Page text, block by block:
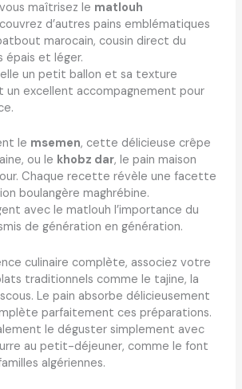
maîtrisez le matlouh
d’autres pains emblématiques
marocain, cousin direct du
épais et léger.
un petit ballon et sa texture
un excellent accompagnement pour
le msemen, cette délicieuse crêpe
ou le khobz dar, le pain maison
Chaque recette révèle une facette
boulangère maghrébine.
avec le matlouh l’importance du
de génération en génération.
culinaire complète, associez votre
traditionnels comme le tajine, la
Le pain absorbe délicieusement
parfaitement ces préparations.
le déguster simplement avec
au petit-déjeuner, comme le font
algériennes.